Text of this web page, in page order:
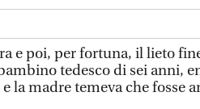
e poi, per fortuna, il lieto
tedesco di sei anni,
la madre temeva che fosse